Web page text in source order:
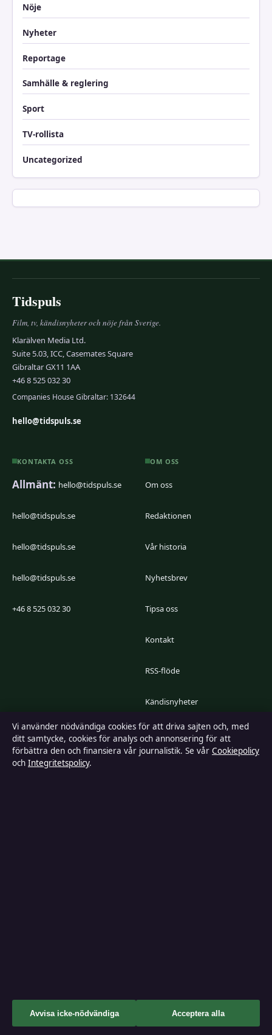
Nöje
Nyheter
Reportage
Samhälle & reglering
Sport
TV-rollista
Uncategorized
Tidspuls
Film, tv, kändisnyheter och nöje från Sverige.
Klarälven Media Ltd.
Suite 5.03, ICC, Casemates Square
Gibraltar GX11 1AA
+46 8 525 032 30
Companies House Gibraltar: 132644
hello@tidspuls.se
KONTAKTA OSS
Allmänt: hello@tidspuls.se
hello@tidspuls.se
hello@tidspuls.se
hello@tidspuls.se
+46 8 525 032 30
OM OSS
Om oss
Redaktionen
Vår historia
Nyhetsbrev
Tipsa oss
Kontakt
RSS-flöde
Kändisnyheter
Branschnyheter
Ägande & finansiering
Vi använder nödvändiga cookies för att driva sajten och, med
ditt samtycke, cookies för analys och annonsering för att
förbättra den och finansiera vår journalistik. Se vår Cookiepolicy
och Integritetspolicy.
Avvisa icke-nödvändiga Acceptera alla